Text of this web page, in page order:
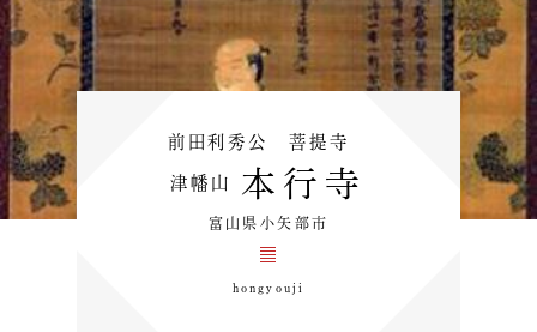
前田利秀公 菩提寺
津幡山 本行寺
富山県小矢部市
hongyouji